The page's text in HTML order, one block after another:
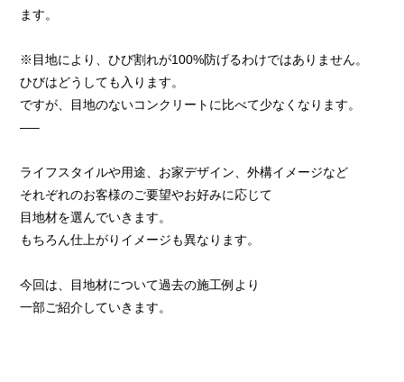
ます。
※目地により、ひび割れが100%防げるわけではありません。
ひびはどうしても入ります。
ですが、目地のないコンクリートに比べて少なくなります。
—–
ライフスタイルや用途、お家デザイン、外構イメージなど
それぞれのお客様のご要望やお好みに応じて
目地材を選んでいきます。
もちろん仕上がりイメージも異なります。
今回は、目地材について過去の施工例より
一部ご紹介していきます。